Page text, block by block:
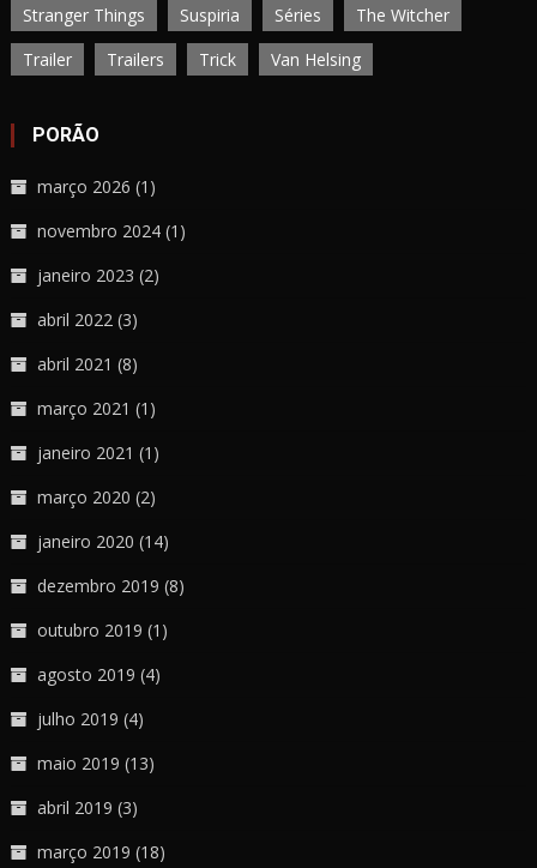
Stranger Things
Suspiria Séries
The Witcher
Trailer
Trailers Trick Van Helsing
PORÃO
março 2026 (1)
novembro 2024 (1)
janeiro 2023 (2)
abril 2022 (3)
abril 2021 (8)
março 2021 (1)
janeiro 2021 (1)
março 2020 (2)
janeiro 2020 (14)
dezembro 2019 (8)
outubro 2019 (1)
agosto 2019 (4)
julho 2019 (4)
maio 2019 (13)
abril 2019 (3)
março 2019 (18)